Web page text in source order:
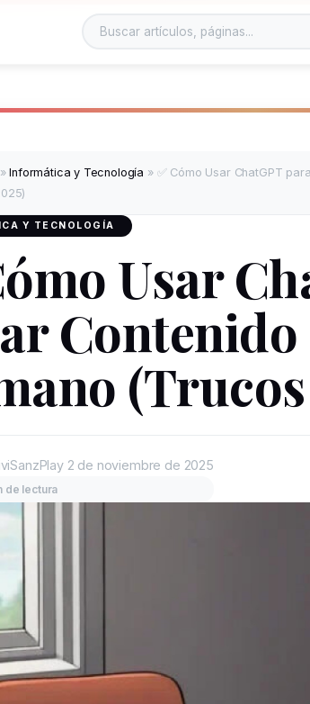
Buscar en el sitio
»Informática y Tecnología » ✅ Cómo Usar ChatGPT
Y TECNOLOGÍA
Usar
Contenido
(Trucos
2 de noviembre de 2025
de lectura